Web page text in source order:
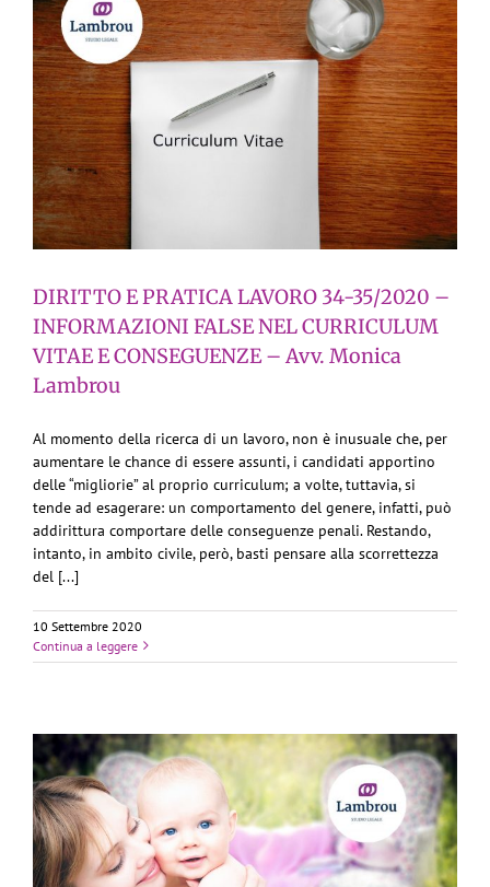
DIRITTO E PRATICA LAVORO 34-35/2020 –
INFORMAZIONI FALSE NEL CURRICULUM
VITAE E CONSEGUENZE – Avv. Monica
Lambrou
Al momento della ricerca di un lavoro, non è inusuale che, per
aumentare le chance di essere assunti, i candidati apportino
delle “migliorie” al proprio curriculum; a volte, tuttavia, si
tende ad esagerare: un comportamento del genere, infatti, può
addirittura comportare delle conseguenze penali. Restando,
intanto, in ambito civile, però, basti pensare alla scorrettezza
del [...]
10 Settembre 2020
Continua a leggere